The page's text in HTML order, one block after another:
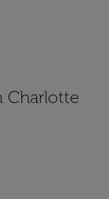
Charlotte